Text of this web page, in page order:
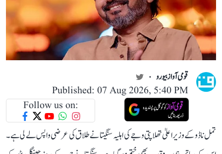
قومی آواز بیورو
Published: 07 Aug 2026, 5:40 PM
Follow us on:
تمل ناڈو کے وزیر اعلیٰ تھلاپتی وجے کی اہلیہ سنگیتا نے طلاق کی عرضی واپس لے لی ہے۔